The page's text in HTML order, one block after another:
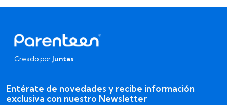
Creado porJuntas
Entérate de novedades y recibe información
exclusiva con nuestro Newsletter